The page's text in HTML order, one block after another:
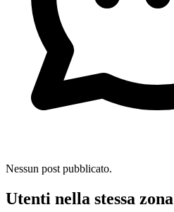
Nessun post pubblicato.
Utenti nella stessa zona